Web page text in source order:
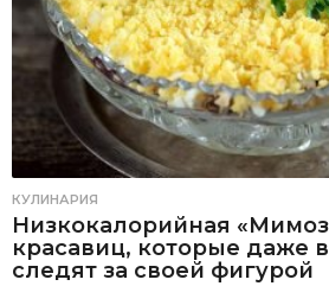
КУЛИНАРИЯ
Низкокалорийная
красавиц, которые даже
следят за своей фигурой